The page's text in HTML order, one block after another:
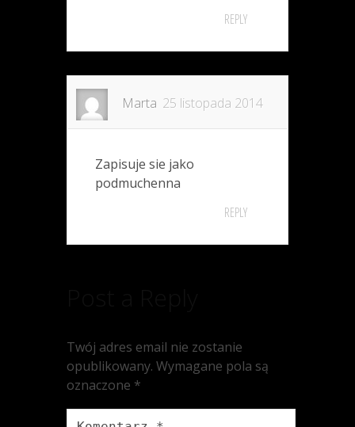
REPLY
Marta 25 listopada 2014
Zapisuje sie jako
podmuchenna
REPLY
Twój adres email nie zostanie
opublikowany. Wymagane pola są
oznaczone *